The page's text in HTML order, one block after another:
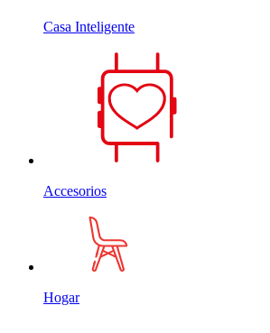
Casa Inteligente
Accesorios
Hogar